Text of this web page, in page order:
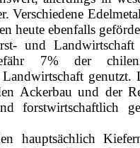
Verschiedene
heute ebenfalls
und Landwirtschaft
7% der
genutzt.
Ackerbau und der
forstwirtschaftlich
hauptsächlich